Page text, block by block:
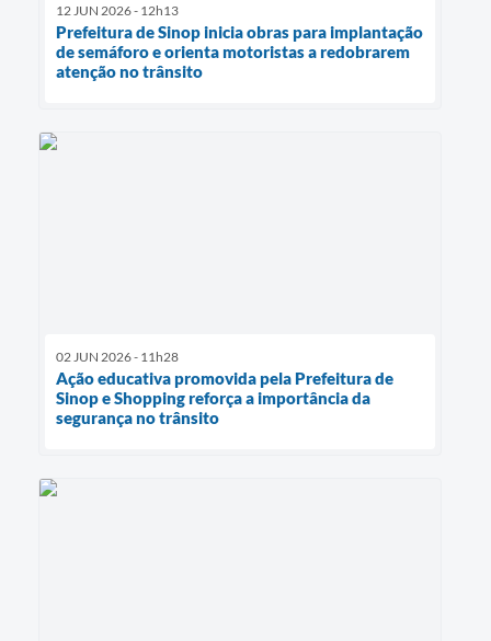
12 JUN 2026 - 12h13
Prefeitura de Sinop inicia obras para implantação
de semáforo e orienta motoristas a redobrarem
atenção no trânsito
02 JUN 2026 - 11h28
Ação educativa promovida pela Prefeitura de
Sinop e Shopping reforça a importância da
segurança no trânsito